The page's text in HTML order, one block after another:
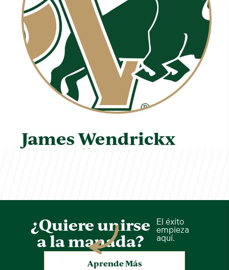
James Wendrickx
TVCS Staff
¿Quiere unirse
a la manada?
El éxito
empieza
aquí.
Aprende Más